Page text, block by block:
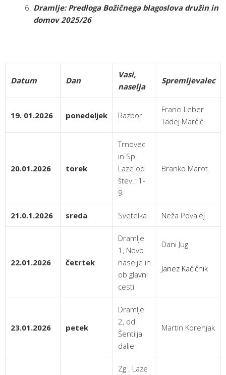
Dramlje: Predloga Božičnega blagoslova družin in
domov 2025/26
Datum Dan
Vasi,
naselja
Spremljevalec
19. 01.2026 ponedeljek Razbor
Franci Leber
Tadej Marčič
20.01.2026 torek
Trnovec
in Sp.
Laze od
štev.: 1-
9
Branko Marot
21.0.1.2026 sreda Svetelka Neža Povalej
22.01.2026 četrtek
Dramlje
1, Novo
naselje in
ob glavni
cesti
Dani Jug
Janez Kačičnik
23.01.2026 petek
Dramlje
2, od
Šentilja
dalje
Martin Korenjak
Zg . Laze